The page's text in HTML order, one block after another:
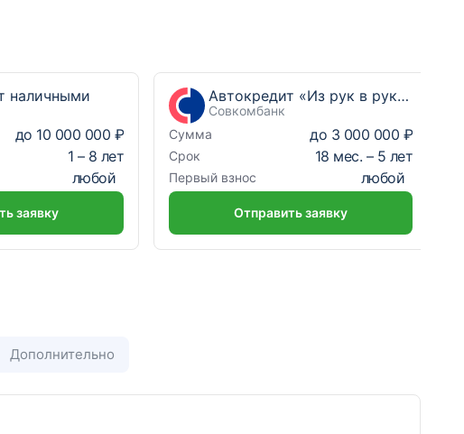
наличными
до 10 000 000 ₽
1 – 8 лет
любой
заявку
Автокредит «Из рук в руки Выгодный»
Совкомбанк
Сумма
до 3 000 000 ₽
Срок 18 мес. – 5 лет
Первый взнос любой
Отправить заявку
Дополнительно